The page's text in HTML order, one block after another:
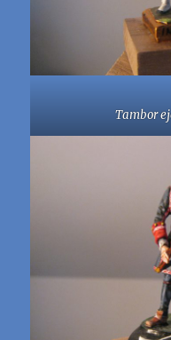
Tambor